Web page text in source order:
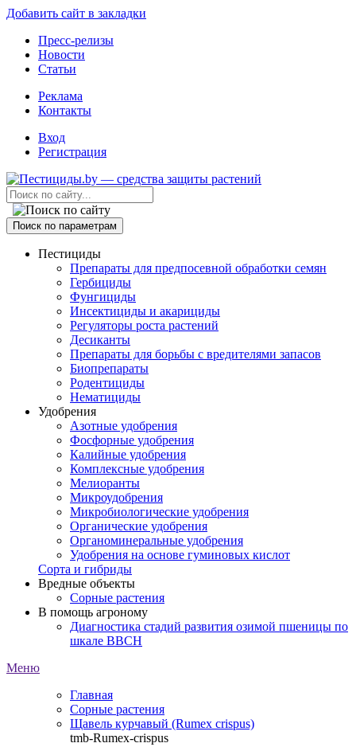
Добавить сайт в закладки
Пресс-релизы
Новости
Статьи
Реклама
Контакты
Вход
Регистрация
Поиск по параметрам
Пестициды
Препараты для предпосевной обработки семян
Гербициды
Фунгициды
Инсектициды и акарициды
Регуляторы роста растений
Десиканты
Препараты для борьбы с вредителями запасов
Биопрепараты
Родентициды
Нематициды
Удобрения
Азотные удобрения
Фосфорные удобрения
Калийные удобрения
Комплексные удобрения
Мелиоранты
Микроудобрения
Микробиологические удобрения
Органические удобрения
Органоминеральные удобрения
Удобрения на основе гуминовых кислот
Сорта и гибриды
Вредные объекты
Сорные растения
В помощь агроному
Диагностика стадий развития озимой пшеницы по
шкале ВВСН
Меню
Главная
Сорные растения
Щавель курчавый (Rumex crispus)
tmb-Rumex-crispus